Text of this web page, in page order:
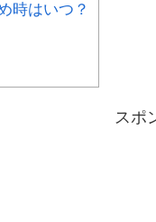
時はいつ？
スポ